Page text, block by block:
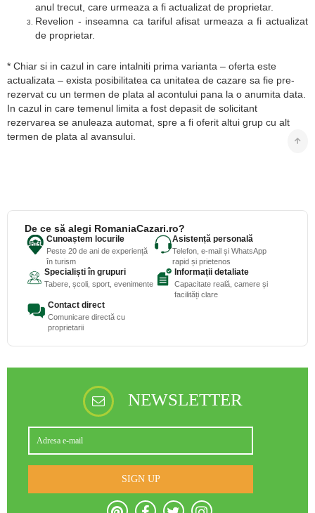
anul trecut, care urmeaza a fi actualizat de proprietar.
Revelion - inseamna ca tariful afisat urmeaza a fi actualizat
de proprietar.
* Chiar si in cazul in care intalniti prima varianta – oferta este
actualizata – exista posibilitatea ca unitatea de cazare sa fie pre-
rezervat cu un termen de plata al acontului pana la o anumita data.
In cazul in care temenul limita a fost depasit de solicitant
rezervarea se anuleaza automat, spre a fi oferit altui grup cu alt
termen de plata al avansului.
De ce să alegi RomaniaCazari.ro?
Cunoaștem locurile
Peste 20 de ani de experiență
în turism
Asistență personală
Telefon, e-mail și WhatsApp
rapid și prietenos
Specialiști în grupuri
Tabere, școli, sport, evenimente
Informații detaliate
Capacitate reală, camere și
facilități clare
Contact direct
Comunicare directă cu
proprietarii
NEWSLETTER
SIGN UP